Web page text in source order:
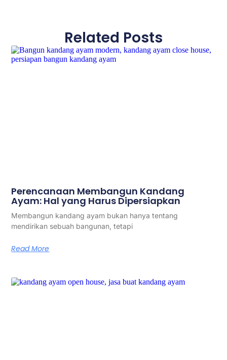
Related Posts
Perencanaan Membangun Kandang
Ayam: Hal yang Harus Dipersiapkan
Membangun kandang ayam bukan hanya tentang
mendirikan sebuah bangunan, tetapi
Read More